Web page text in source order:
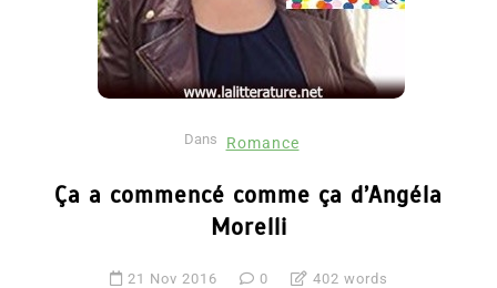
Dans Romance
Ça a commencé comme ça d’Angéla
Morelli
21 Nov 2016 0 402 words